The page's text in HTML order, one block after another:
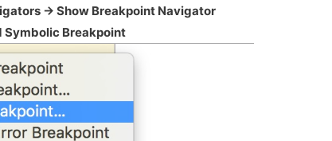
→ Show Breakpoint Navigator
Symbolic Breakpoint